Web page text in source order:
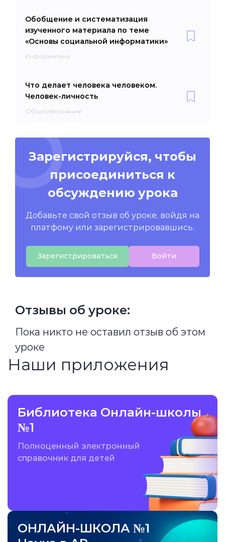
Обобщение и систематизация
изученного материала по теме
«Основы социальной информатики»
Информатика
Что делает человека человеком.
Человек-личность
Обществознание
Зарегистрируйся, чтобы
присоединиться к
обсуждению урока
Добавьте свой отзыв об уроке, войдя на
платфому или зарегистрировавшись.
Зарегистрироваться Войти
Отзывы об уроке:
Пока никто не оставил отзыв об этом
уроке
Наши приложения
Библиотека Онлайн-школы
№1
Полноценный электронный
справочник для детей
ОНЛАЙН-ШКОЛА №1